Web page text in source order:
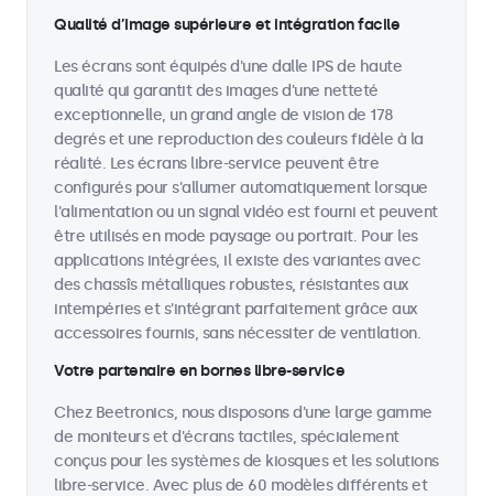
Qualité d’image supérieure et intégration facile
Les écrans sont équipés d'une dalle IPS de haute
qualité qui garantit des images d'une netteté
exceptionnelle, un grand angle de vision de 178
degrés et une reproduction des couleurs fidèle à la
réalité. Les écrans libre-service peuvent être
configurés pour s'allumer automatiquement lorsque
l'alimentation ou un signal vidéo est fourni et peuvent
être utilisés en mode paysage ou portrait. Pour les
applications intégrées, il existe des variantes avec
des chassîs métalliques robustes, résistantes aux
intempéries et s'intégrant parfaitement grâce aux
accessoires fournis, sans nécessiter de ventilation.
Votre partenaire en bornes libre-service
Chez Beetronics, nous disposons d'une large gamme
de moniteurs et d'écrans tactiles, spécialement
conçus pour les systèmes de kiosques et les solutions
libre-service. Avec plus de 60 modèles différents et